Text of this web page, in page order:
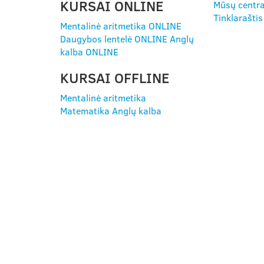
KURSAI ONLINE
Mentalinė aritmetika ONLINE
Daugybos lentelė ONLINE Anglų
kalba ONLINE
KURSAI OFFLINE
Mentalinė aritmetika
Matematika Anglų kalba
Mūsų
Tinklaraštis